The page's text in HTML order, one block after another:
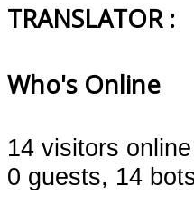
TRANSLATOR :
Who's Online
14 visitors
0 guests, 14